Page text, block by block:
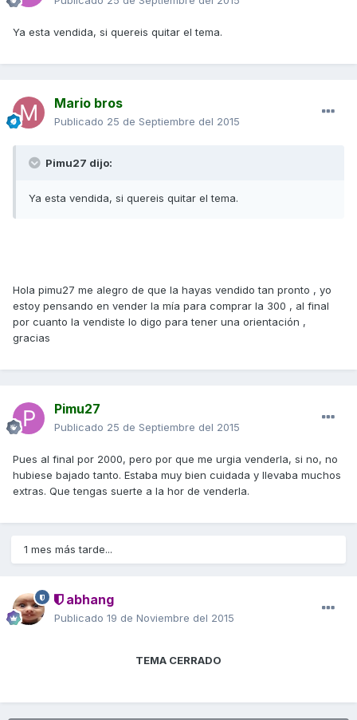
Ya esta vendida, si quereis quitar el tema.
Mario bros
Publicado 25 de Septiembre del 2015
Pimu27 dijo:
Ya esta vendida, si quereis quitar el tema.
Hola pimu27 me alegro de que la hayas vendido tan pronto , yo
estoy pensando en vender la mía para comprar la 300 , al final
por cuanto la vendiste lo digo para tener una orientación ,
gracias
Pimu27
Publicado 25 de Septiembre del 2015
Pues al final por 2000, pero por que me urgia venderla, si no, no
hubiese bajado tanto. Estaba muy bien cuidada y llevaba muchos
extras. Que tengas suerte a la hor de venderla.
1 mes más tarde...
abhang
Publicado 19 de Noviembre del 2015
TEMA CERRADO